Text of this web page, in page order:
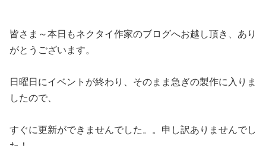
皆さま～本日もネクタイ作家のブログへお越し頂き、あり
がとうございます。
日曜日にイベントが終わり、そのまま急ぎの製作に入りま
したので、
すぐに更新ができませんでした。。申し訳ありませんでし